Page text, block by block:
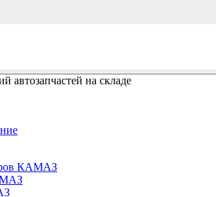
автозапчастей на складе
КАМАЗ